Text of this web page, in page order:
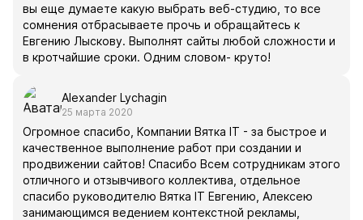
вы еще думаете какую выбрать веб-студию, то все
сомнения отбрасываете прочь и обращайтесь к
Евгению Лыскову. Выполнят сайты любой сложности и
в кротчайшие сроки. Одним словом- круто!
Alexander Lychagin
25 марта 2020
Огромное спасибо, Компании Вятка IT - за быстрое и
качественное выполнение работ при создании и
продвижении сайтов! Спасибо Всем сотрудникам этого
отличного и отзывчивого коллектива, отдельное
спасибо руководителю Вятка IT Евгению, Алексею
занимающимся ведением контекстной рекламы,